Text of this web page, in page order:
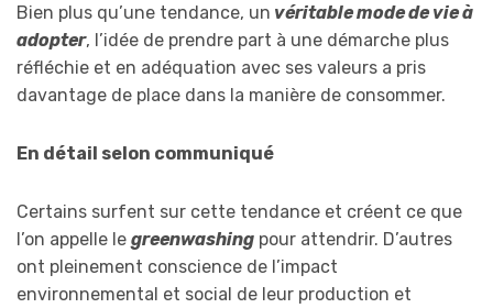
Bien plus qu’une tendance, un véritable mode de vie à
adopter, l’idée de prendre part à une démarche plus
réfléchie et en adéquation avec ses valeurs a pris
davantage de place dans la manière de consommer.
En détail selon communiqué
Certains surfent sur cette tendance et créent ce que
l’on appelle le greenwashing pour attendrir. D’autres
ont pleinement conscience de l’impact
environnemental et social de leur production et